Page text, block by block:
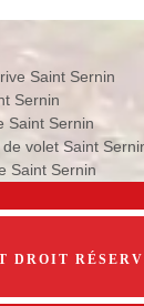
Saint Sernin
Sernin
Saint Sernin
volet Saint
Saint Sernin
DROIT